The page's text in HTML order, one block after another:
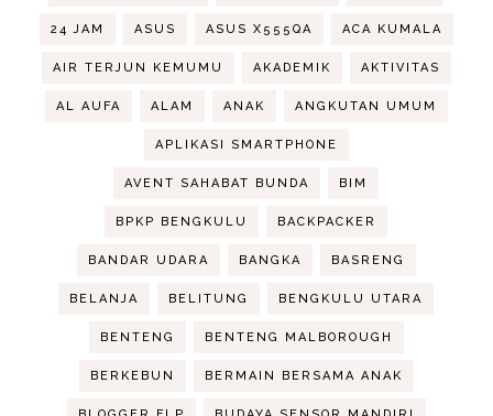
24 JAM ASUS ASUS X555QA ACA KUMALA
AIR TERJUN KEMUMU AKADEMIK AKTIVITAS
AL AUFA ALAM ANAK ANGKUTAN UMUM
APLIKASI SMARTPHONE
AVENT SAHABAT BUNDA BIM
BPKP BENGKULU BACKPACKER
BANDAR UDARA BANGKA BASRENG
BELANJA BELITUNG BENGKULU UTARA
BENTENG BENTENG MALBOROUGH
BERKEBUN BERMAIN BERSAMA ANAK